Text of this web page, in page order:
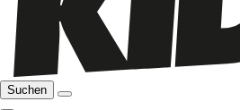
Suchen